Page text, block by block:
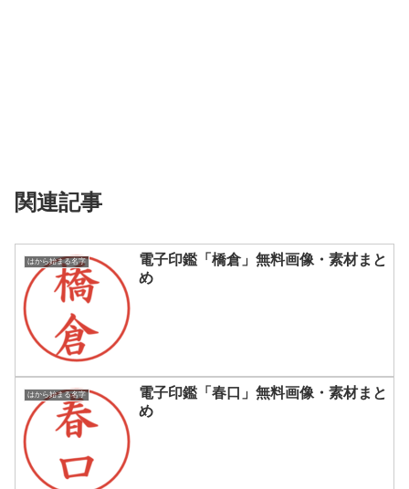
関連記事
はから始まる名字
電子印鑑「橋倉」無料画像・素材まと
め
はから始まる名字
電子印鑑「春口」無料画像・素材まと
め